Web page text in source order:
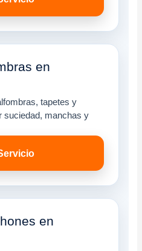
en
tapetes y
suciedad, manchas y
en